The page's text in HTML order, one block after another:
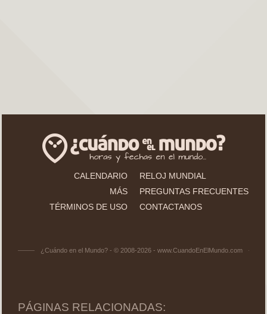
CALENDARIO
RELOJ MUNDIAL
MÁS
PREGUNTAS FRECUENTES
TÉRMINOS DE USO
CONTACTANOS
¿Cuándo en el Mundo? - © 2008-2026 - www.CuandoEnElMundo.com
PÁGINAS RELACIONADAS: